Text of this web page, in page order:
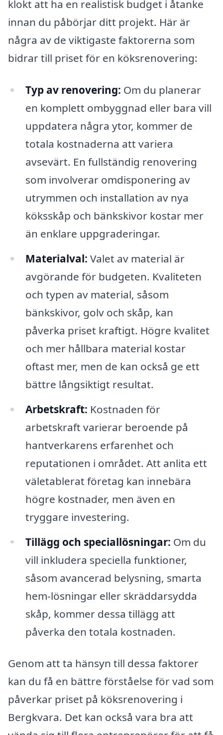
klokt att ha en realistisk budget i åtanke
innan du påbörjar ditt projekt. Här är
några av de viktigaste faktorerna som
bidrar till priset för en köksrenovering:
Typ av renovering: Om du planerar
en komplett ombyggnad eller bara vill
uppdatera några ytor, kommer de
totala kostnaderna att variera
avsevärt. En fullständig renovering
som involverar omdisponering av
utrymmen och installation av nya
köksskåp och bänkskivor kostar mer
än enklare uppgraderingar.
Materialval: Valet av material är
avgörande för budgeten. Kvaliteten
och typen av material, såsom
bänkskivor, golv och skåp, kan
påverka priset kraftigt. Högre kvalitet
och mer hållbara material kostar
oftast mer, men de kan också ge ett
bättre långsiktigt resultat.
Arbetskraft: Kostnaden för
arbetskraft varierar beroende på
hantverkarens erfarenhet och
reputationen i området. Att anlita ett
väletablerat företag kan innebära
högre kostnader, men även en
tryggare investering.
Tillägg och speciallösningar: Om du
vill inkludera speciella funktioner,
såsom avancerad belysning, smarta
hem-lösningar eller skräddarsydda
skåp, kommer dessa tillägg att
påverka den totala kostnaden.
Genom att ta hänsyn till dessa faktorer
kan du få en bättre förståelse för vad som
påverkar priset på köksrenovering i
Bergkvara. Det kan också vara bra att